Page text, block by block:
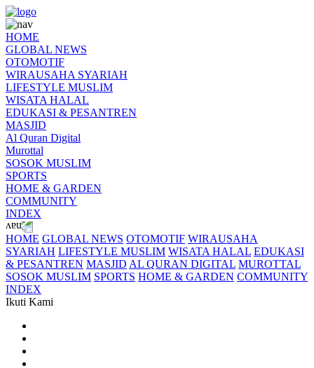
HOME
GLOBAL NEWS
OTOMOTIF
WIRAUSAHA SYARIAH
LIFESTYLE MUSLIM
WISATA HALAL
EDUKASI & PESANTREN
MASJID
Al Quran Digital
Murottal
SOSOK MUSLIM
SPORTS
HOME & GARDEN
COMMUNITY
INDEX
HOME GLOBAL NEWS OTOMOTIF WIRAUSAHA
SYARIAH LIFESTYLE MUSLIM WISATA HALAL EDUKASI
& PESANTREN MASJID AL QURAN DIGITAL MUROTTAL
SOSOK MUSLIM SPORTS HOME & GARDEN COMMUNITY
INDEX
Ikuti Kami